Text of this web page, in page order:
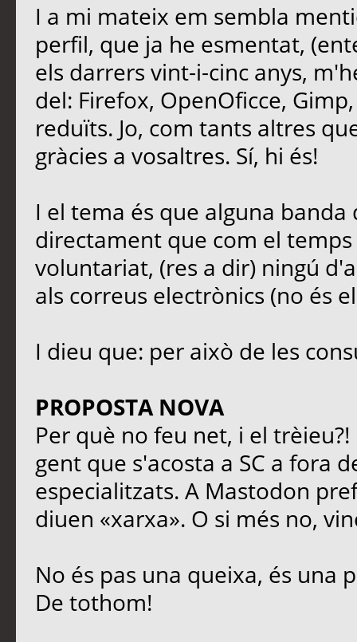
I a mi mateix em sembla
perfil, que ja he esmentat,
els darrers vint-i-cinc anys,
del: Firefox, OpenOficce,
reduïts. Jo, com tants altres
gràcies a vosaltres. Sí, hi és!
I el tema és que alguna
directament que com el
voluntariat, (res a dir) ningú
als correus electrònics (no és
I dieu que: per això de les
PROPOSTA NOVA
Per què no feu net, i el
gent que s'acosta a SC a fora
especialitzats. A Mastodon
diuen «xarxa». O si més no,
No és pas una queixa, és
De tothom!